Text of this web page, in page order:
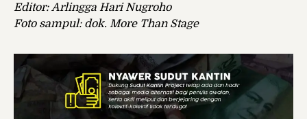
Editor: Arlingga Hari Nugroho
Foto sampul: dok. More Than Stage